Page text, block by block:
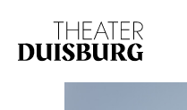
Zur Hauptnavigation springen
Zum Footer springen